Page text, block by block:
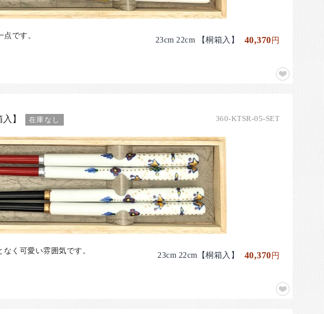
です。
23cm 22cm 【桐箱入】 40,370円
】 在庫なし 360-KTSR-05-SET
く可愛い雰囲気です。
23cm 22cm【桐箱入】 40,370円